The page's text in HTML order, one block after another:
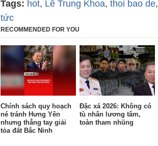
Tags: hot, Lê Trung Khoa, thoi bao de,
tức
RECOMMENDED FOR YOU
Chính sách quy hoạch
né tránh Hưng Yên
nhưng thẳng tay giải
tỏa đất Bắc Ninh
Đặc xá 2026: Không có
tù nhân lương tâm,
toàn tham nhũng